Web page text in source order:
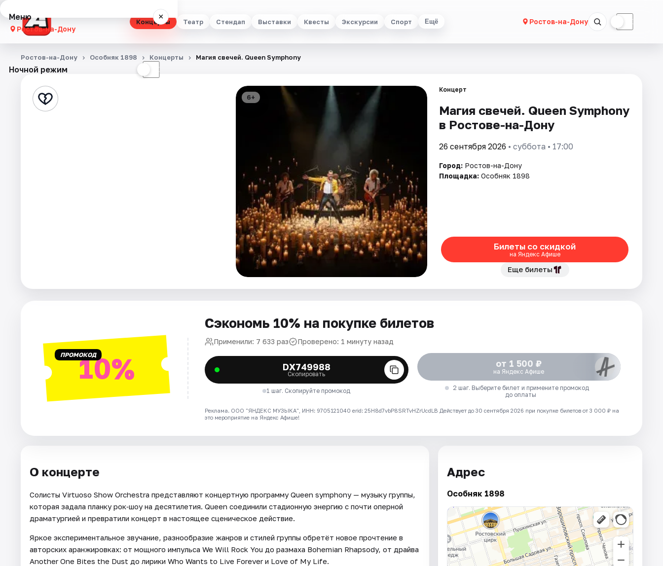
Концерты Театр Стендап Выставки Квесты Экскурсии Спорт Ещё Ростов-на-Дону ☾
Меню ×
Ростов-на-Дону
Концерты
Стендап
Ночной режим ☾
Ростов-на-Дону Особняк 1898 Концерты Магия свечей. Queen Symphony
6+
Концерт
Магия свечей. Queen Symphony
в Ростове-на-Дону
26 сентября 2026 • суббота • 17:00
Город: Ростов-на-Дону
Площадка: Особняк 1898
Билеты со скидкой
на Яндекс Афише
Еще билеты
ПРОМОКОД10%
Сэкономь 10% на покупке билетов
Применили: 7 633 раз Проверено: 1 минуту назад
DX749988
Скопировать
1 шаг. Скопируйте промокод
от 1 500 ₽
на Яндекс Афише
2 шаг. Выберите билет и примените промокод
до оплаты
Реклама. ООО "ЯНДЕКС МУЗЫКА", ИНН: 9705121040 erid: 25H8d7vbP8SRTvHZrUcdLB Действует до 30 сентября 2026 при покупке билетов от 3 000 ₽ на
это мероприятие на Яндекс Афише!
О концерте
Солисты Virtuoso Show Orchestra представляют концертную программу Queen symphony — музыку группы,
которая задала планку рок‑шоу на десятилетия. Queen соединили стадионную энергию с почти оперной
драматургией и превратили концерт в настоящее сценическое действие.
Яркое экспериментальное звучание, разнообразие жанров и стилей группы обретёт новое прочтение в
авторских аранжировках: от мощного импульса We Will Rock You до размаха Bohemian Rhapsody, от драйва
Another One Bites the Dust до лирики Who Wants to Live Forever и Love of My Life.
Адрес
Особняк 1898